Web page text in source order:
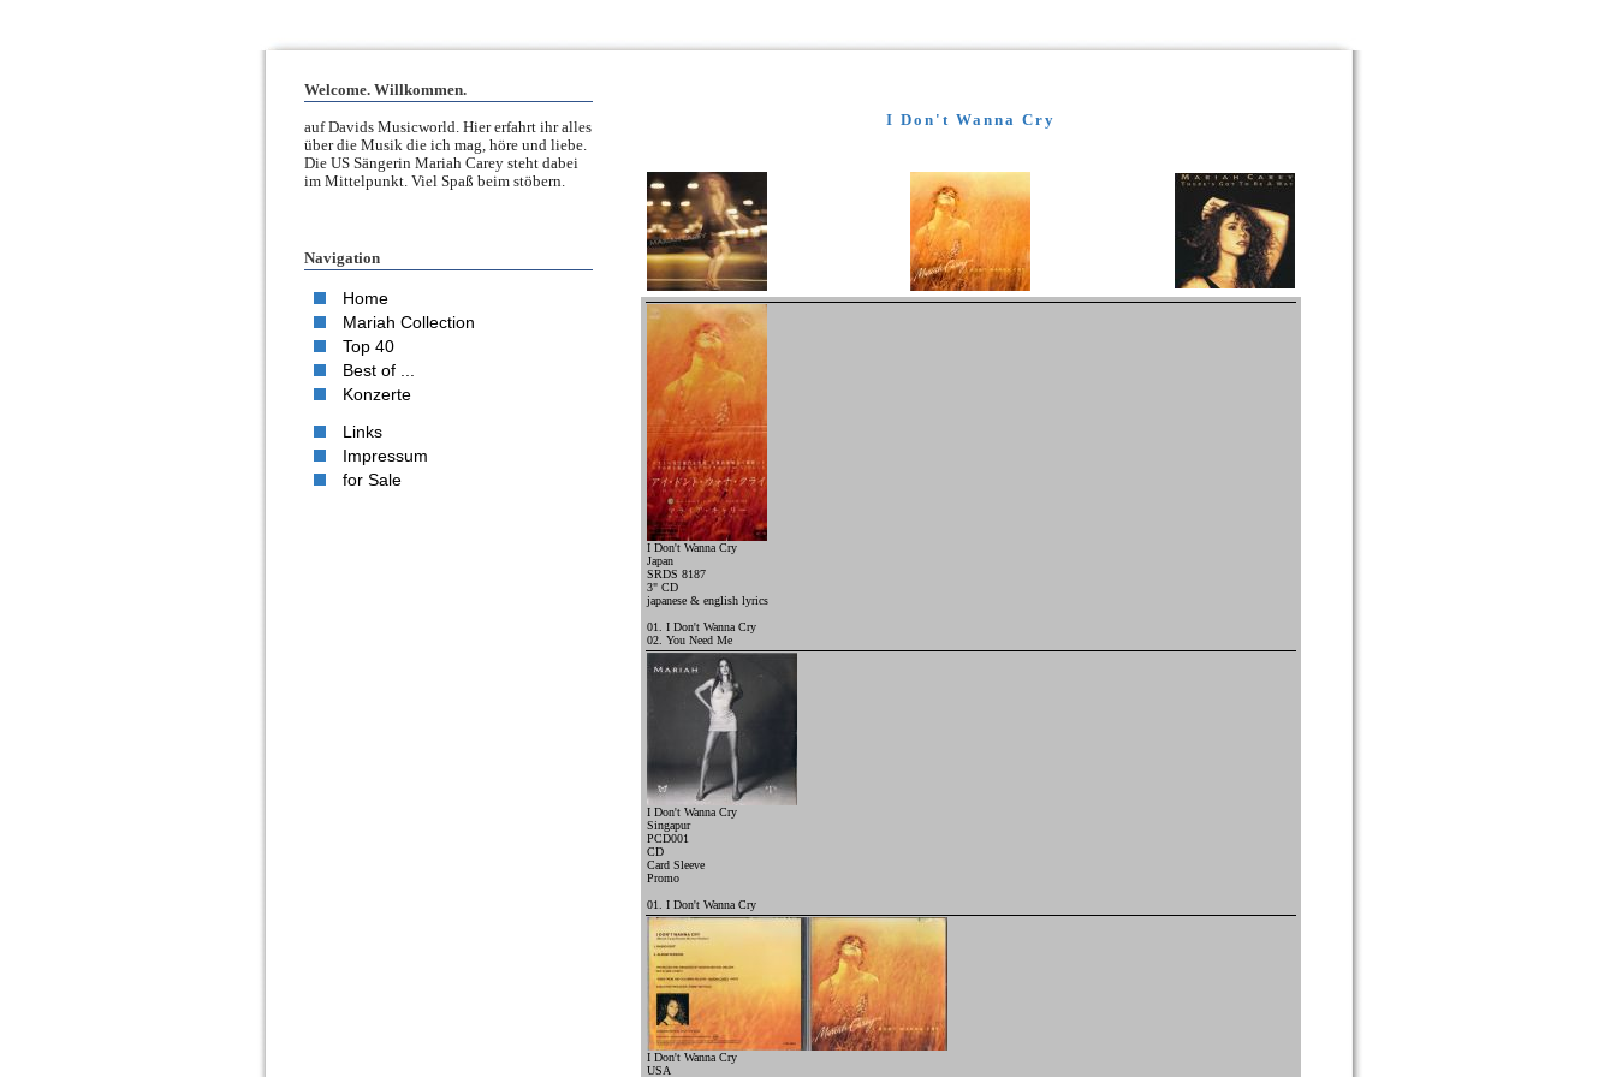
Welcome. Willkommen.
auf Davids Musicworld. Hier erfahrt ihr alles
über die Musik die ich mag, höre und liebe.
Die US Sängerin Mariah Carey steht dabei
im Mittelpunkt. Viel Spaß beim stöbern.
Navigation
Home
Mariah Collection
Top 40
Best of ...
Konzerte
Links
Impressum
for Sale
I Don't Wanna Cry
I Don't Wanna Cry
Japan
SRDS 8187
3" CD
japanese & english lyrics
01. I Don't Wanna Cry
02. You Need Me
I Don't Wanna Cry
Singapur
PCD001
CD
Card Sleeve
Promo
01. I Don't Wanna Cry
I Don't Wanna Cry
USA